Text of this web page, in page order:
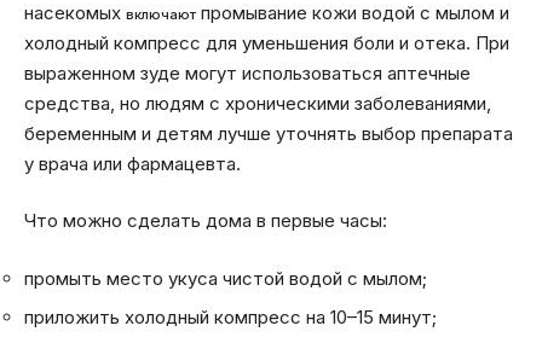
насекомых включают промывание кожи водой с мылом и
холодный компресс для уменьшения боли и отека. При
выраженном зуде могут использоваться аптечные
средства, но людям с хроническими заболеваниями,
беременным и детям лучше уточнять выбор препарата
у врача или фармацевта.
Что можно сделать дома в первые часы:
промыть место укуса чистой водой с мылом;
приложить холодный компресс на 10–15 минут;